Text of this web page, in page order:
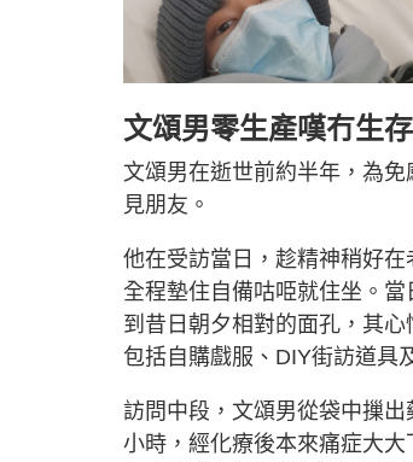
文頌男零生產嘆冇生
文頌男在逝世前約半年，為
見朋友。
他在受訪當日，趁精神稍好
全程墊住自備咕𠱸就住坐。
到昔日朝夕相對的面孔，其
包括自購戲服、DIY街訪道具
訪問中段，文頌男從袋中摷
小時，經化療後本來痛症大